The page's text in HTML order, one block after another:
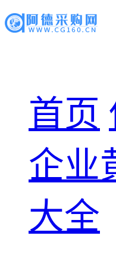
首页
企业
大全